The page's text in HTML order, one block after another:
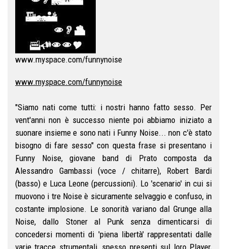
www.myspace.com/funnynoise
www.myspace.com/funnynoise
"Siamo nati come tutti: i nostri hanno fatto sesso. Per
vent'anni non è successo niente poi abbiamo iniziato a
suonare insieme e sono nati i Funny Noise... non c'è stato
bisogno di fare sesso" con questa frase si presentano i
Funny Noise, giovane band di Prato composta da
Alessandro Gambassi (voce / chitarre), Robert Bardi
(basso) e Luca Leone (percussioni). Lo 'scenario' in cui si
muovono i tre Noise è sicuramente selvaggio e confuso, in
costante implosione. Le sonorità variano dal Grunge alla
Noise, dallo Stoner al Punk senza dimenticarsi di
concedersi momenti di 'piena libertà' rappresentati dalle
varie tracce strumentali, spesso presenti sul loro Player,